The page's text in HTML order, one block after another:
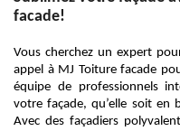
facade!
Vous cherchez un expert
appel à MJ Toiture facade
équipe de professionnels
votre façade, qu’elle soit en
Avec des façadiers